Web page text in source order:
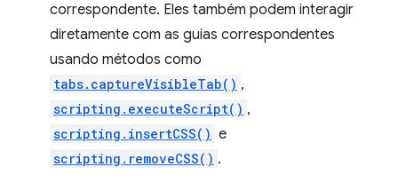
correspondente. Eles também podem interagir
diretamente com as guias correspondentes
usando métodos como
tabs.captureVisibleTab() ,
scripting.executeScript() ,
scripting.insertCSS() e
scripting.removeCSS() .